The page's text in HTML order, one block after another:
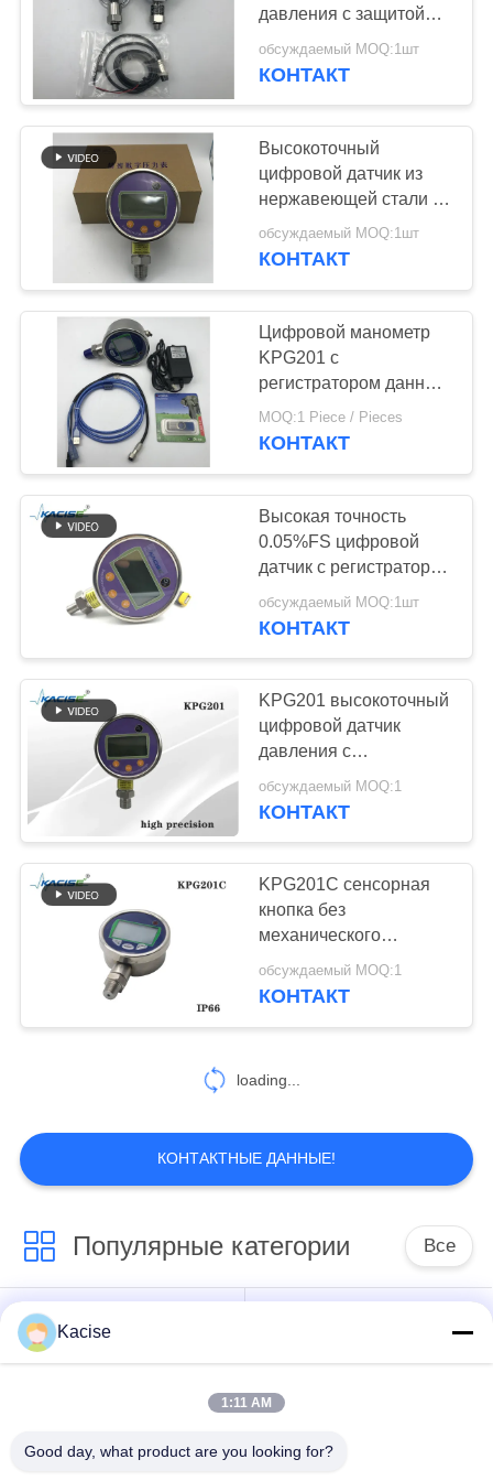
САЙТА
ПОЛИТИКА
КОНФИДЕНЦИАЛЬНОСТИ
ультразвуковой
датчик датчика
ультразвуковой
измеритель
прокачки
135
Электромагнитный
измеритель
прокачки
134
Электронный
датчик гироскопа
датчик уклономера
19
Датчик ускорителя
250
давления с защитой
IP65 и 0,56 дюймовым
светодиодным
обсуждаемый MOQ:1шт
КОНТАКТ
Высокоточный
цифровой датчик из
нержавеющей стали с
сенсорной кнопкой и
регистратором данных
обсуждаемый MOQ:1шт
КОНТАКТ
Цифровой манометр
KPG201 с
регистратором данных,
точность 0,05% и
емкостью хранения
MOQ:1 Piece / Pieces
КОНТАКТ
Высокая точность
0.05%FS цифровой
датчик с регистратором
перезаряжаемой
обсуждаемый MOQ:1шт
КОНТАКТ
KPG201 высокоточный
цифровой датчик
давления с
регистратором данных
и рейтингом IP66
обсуждаемый MOQ:1
КОНТАКТ
KPG201C сенсорная
кнопка без
механического
контакта цифровой
датчик с регистратором
обсуждаемый MOQ:1
КОНТАКТ
loading...
КОНТАКТНЫЕ ДАННЫЕ!
Популярные категории Все
датчик воды
качественный
жидкости
передатчик
ровный
Kacise
1:11 AM
Good day, what product are you looking for?